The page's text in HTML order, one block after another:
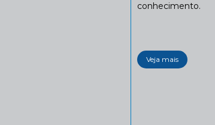
conhecimento.
Veja mais